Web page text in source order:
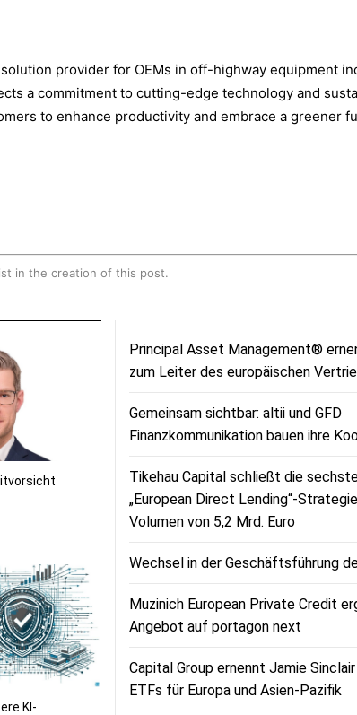
provider for OEMs in off-highway equipment
a commitment to cutting-edge technology and
to enhance productivity and embrace a greener
in the creation of this post.
KI-
Principal Asset Management®
zum Leiter des europäischen
Gemeinsam sichtbar: altii und GFD
Finanzkommunikation bauen ihre
Tikehau Capital schließt die
„European Direct Lending“-
Volumen von 5,2 Mrd. Euro
Wechsel in der Geschäftsführung
Muzinich European Private Credit
Angebot auf portagon next
Capital Group ernennt Jamie
ETFs für Europa und Asien-Pazifik